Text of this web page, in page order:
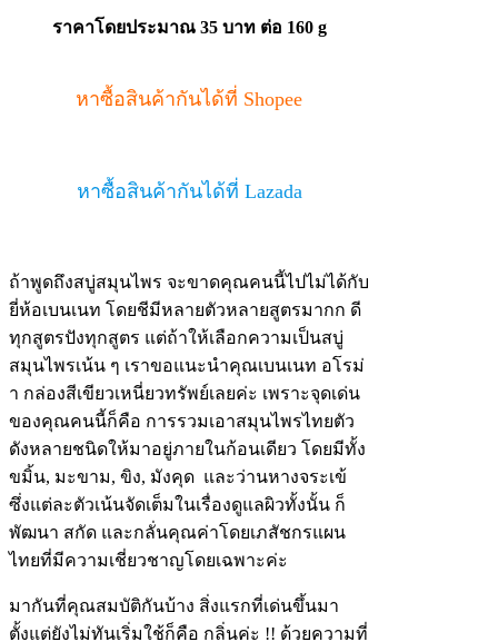
ราคาโดยประมาณ 35 บาท ต่อ 160 g
หาซื้อสินค้ากันได้ที่ Shopee
หาซื้อสินค้ากันได้ที่ Lazada
ถ้าพูดถึงสบู่สมุนไพร จะขาดคุณคนนี้ไปไม่ได้กับ
ยี่ห้อเบนเนท โดยชีมีหลายตัวหลายสูตรมากก ดี
ทุกสูตรปังทุกสูตร แต่ถ้าให้เลือกความเป็นสบู่
สมุนไพรเน้น ๆ เราขอแนะนำคุณเบนเนท อโรม่
า กล่องสีเขียวเหนี่ยวทรัพย์เลยค่ะ เพราะจุดเด่น
ของคุณคนนี้ก็คือ การรวมเอาสมุนไพรไทยตัว
ดังหลายชนิดให้มาอยู่ภายในก้อนเดียว โดยมีทั้ง
ขมิ้น, มะขาม, ขิง, มังคุด และว่านหางจระเข้
ซึ่งแต่ละตัวเน้นจัดเต็มในเรื่องดูแลผิวทั้งนั้น ก็
พัฒนา สกัด และกลั่นคุณค่าโดยเภสัชกรแผน
ไทยที่มีความเชี่ยวชาญโดยเฉพาะค่ะ
มากันที่คุณสมบัติกันบ้าง สิ่งแรกที่เด่นขึ้นมา
ตั้งแต่ยังไม่ทันเริ่มใช้ก็คือ กลิ่นค่ะ !! ด้วยความที่